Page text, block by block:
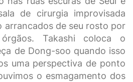
de cirurgia improvisada
arrancados de seu rosto por
Takashi coloca o
de Dong-soo quando isso
uma perspectiva de ponto
o esmagamento dos